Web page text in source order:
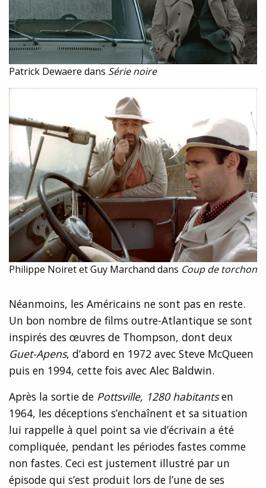
Patrick Dewaere dans Série noire
Philippe Noiret et Guy Marchand dans Coup de torchon
Néanmoins, les Américains ne sont pas en reste.
Un bon nombre de films outre-Atlantique se sont
inspirés des œuvres de Thompson, dont deux
Guet-Apens, d’abord en 1972 avec Steve McQueen
puis en 1994, cette fois avec Alec Baldwin.
Après la sortie de Pottsville, 1280 habitantsen
1964, les déceptions s’enchaînent et sa situation
lui rappelle à quel point sa vie d’écrivain a été
compliquée, pendant les périodes fastes comme
non fastes. Ceci est justement illustré par un
épisode qui s’est produit lors de l’une de ses